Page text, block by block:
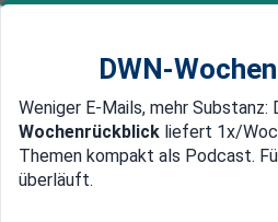
Newsticker MEIN DWN:
Edelmetalle DWN-
DWN-
Weniger E-Mails, mehr Substanz:
Wochenrückblick liefert 1x/
Themen kompakt als Podcast.
überläuft.